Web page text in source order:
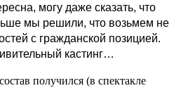
могу даже сказать, что
мы решили, что возьмем не
с гражданской позицией.
кастинг…
получился (в спектакле